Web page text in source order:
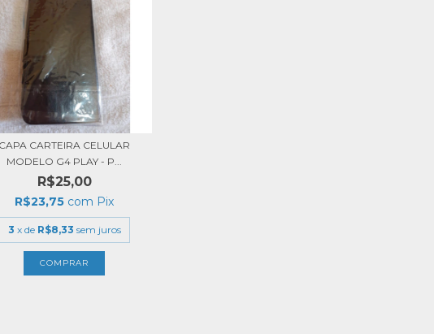
CAPA CARTEIRA CELULAR
MODELO G4 PLAY - P...
R$25,00
R$23,75 com Pix
3 x de R$8,33 sem juros